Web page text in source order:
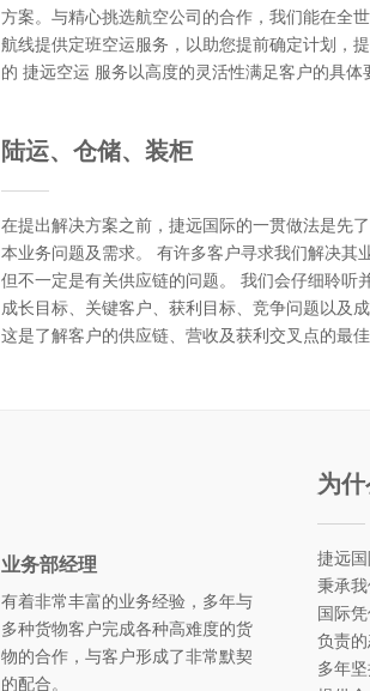
方案。与精心挑选航空公司的合作，我们能在全
航线提供定班空运服务，以助您提前确定计划，
的 捷远空运 服务以高度的灵活性满足客户的具体
陆运、仓储、装柜
在提出解决方案之前，捷远国际的一贯做法是先
本业务问题及需求。 有许多客户寻求我们解决其
但不一定是有关供应链的问题。 我们会仔细聆听
成长目标、关键客户、获利目标、竞争问题以及
这是了解客户的供应链、营收及获利交叉点的最
业务部经理
有着非常丰富的业务经验，多年与
多种货物客户完成各种高难度的货
物的合作，与客户形成了非常默契
的配合。
为
捷远
秉承
国际
负责
多年